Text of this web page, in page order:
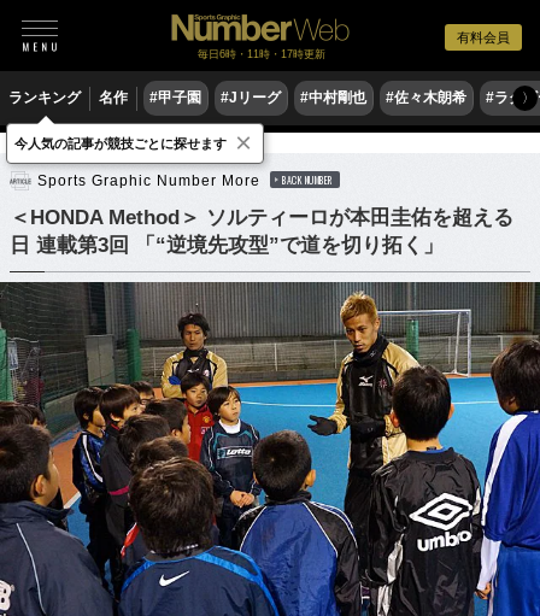
有料会員
毎日6時・11時・17時更新
ランキング 名作 #甲子園 #Jリーグ #中村剛也 #佐々木朗希 #ラグ〉
サッカー サッカー日本代表
Sports Graphic Number More BACK NUMBER
＜HONDA Method＞ ソルティーロが本田圭佑を超える
日 連載第3回 「“逆境先攻型”で道を切り拓く」
今人気の記事が競技ごとに探せます ×